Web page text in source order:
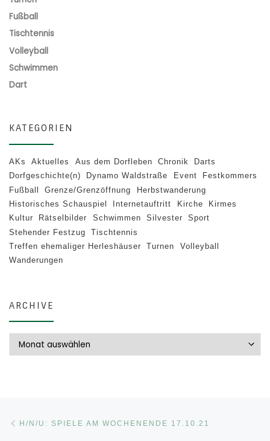
Fußball
Tischtennis
Volleyball
Schwimmen
Dart
KATEGORIEN
AKs Aktuelles Aus dem Dorfleben Chronik
Darts
Dorfgeschichte(n)
Dynamo Waldstraße Event
Festkommers
Fußball
Grenze/Grenzöffnung
Herbstwanderung
Historisches Schauspiel
Internetauftritt Kirche
Kirmes
Kultur
Rätselbilder Schwimmen Silvester
Sport
Stehender Festzug
Tischtennis
Treffen ehemaliger Herleshäuser
Turnen
Volleyball
Wanderungen
ARCHIVE
Beitragsnavigation
H/N/U: SPIELE AM WOCHENENDE 17.10.21